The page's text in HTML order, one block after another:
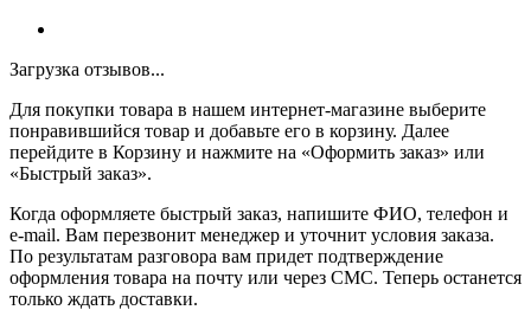
Загрузка отзывов...
Для покупки товара в нашем интернет-магазине выберите
понравившийся товар и добавьте его в корзину. Далее
перейдите в Корзину и нажмите на «Оформить заказ» или
«Быстрый заказ».
Когда оформляете быстрый заказ, напишите ФИО, телефон и
e-mail. Вам перезвонит менеджер и уточнит условия заказа.
По результатам разговора вам придет подтверждение
оформления товара на почту или через СМС. Теперь останется
только ждать доставки.